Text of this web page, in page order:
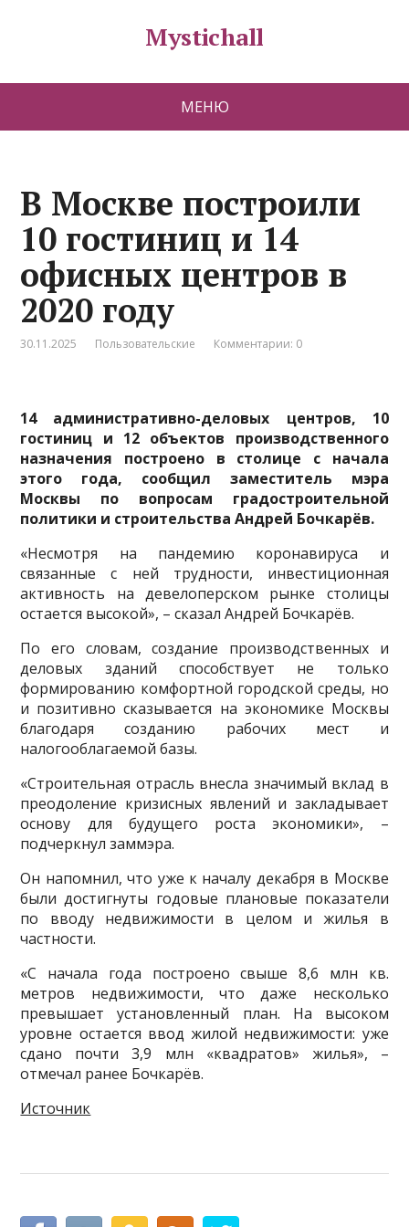
Mystichall
МЕНЮ
В Москве построили
10 гостиниц и 14
офисных центров в
2020 году
30.11.2025 Пользовательские Комментарии: 0
14 административно-деловых центров, 10
гостиниц и 12 объектов производственного
назначения построено в столице с начала
этого года, сообщил заместитель мэра
Москвы по вопросам градостроительной
политики и строительства Андрей Бочкарёв.
«Несмотря на пандемию коронавируса и
связанные с ней трудности, инвестиционная
активность на девелоперском рынке столицы
остается высокой», – сказал Андрей Бочкарёв.
По его словам, создание производственных и
деловых зданий способствует не только
формированию комфортной городской среды, но
и позитивно сказывается на экономике Москвы
благодаря созданию рабочих мест и
налогооблагаемой базы.
«Строительная отрасль внесла значимый вклад в
преодоление кризисных явлений и закладывает
основу для будущего роста экономики», –
подчеркнул заммэра.
Он напомнил, что уже к началу декабря в Москве
были достигнуты годовые плановые показатели
по вводу недвижимости в целом и жилья в
частности.
«С начала года построено свыше 8,6 млн кв.
метров недвижимости, что даже несколько
превышает установленный план. На высоком
уровне остается ввод жилой недвижимости: уже
сдано почти 3,9 млн «квадратов» жилья», –
отмечал ранее Бочкарёв.
Источник